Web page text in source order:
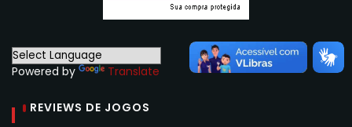
Powered by Translate
REVIEWS DE JOGOS